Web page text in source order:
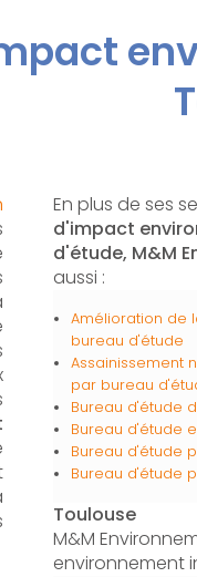
En plus de ses
d'impact
d'étude, M&M
aussi :
Amélioration de
bureau d'étude
Assainissement
par bureau
Bureau d'étude
Bureau d'étude
Bureau d'étude
Bureau d'étude
Toulouse
M&M
environnement